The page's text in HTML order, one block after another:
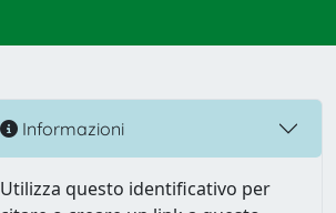
Informazioni
Utilizza questo identificativo per